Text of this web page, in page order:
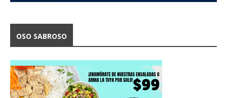
OSO SABROSO